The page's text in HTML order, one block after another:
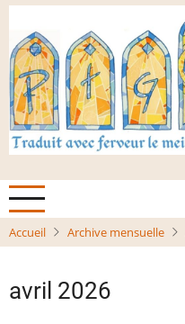
Aller
contenu
principal
Accueil Archive mensuelle
avril 2026